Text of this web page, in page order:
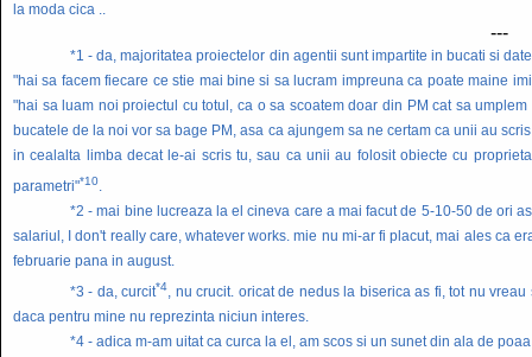
la moda cica ..
---
*1 - da, majoritatea proiectelor din agentii sunt impartite in bucati si
"hai sa facem fiecare ce stie mai bine si sa lucram impreuna ca poate maine
"hai sa luam noi proiectul cu totul, ca o sa scoatem doar din PM cat sa
bucatele de la noi vor sa bage PM, asa ca ajungem sa ne certam ca unii au
in cealalta limba decat le-ai scris tu, sau ca unii au folosit obiecte cu
parametri"*10.
*2 - mai bine lucreaza la el cineva care a mai facut de 5-10-50 de ori
salariul, I don't really care, whatever works. mie nu mi-ar fi placut, mai ales ca
februarie pana in august.
*3 - da, curcit*4, nu crucit. oricat de nedus la biserica as fi, tot nu
daca pentru mine nu reprezinta niciun interes.
*4 - adica m-am uitat ca curca la el, am scos si un sunet din ala de